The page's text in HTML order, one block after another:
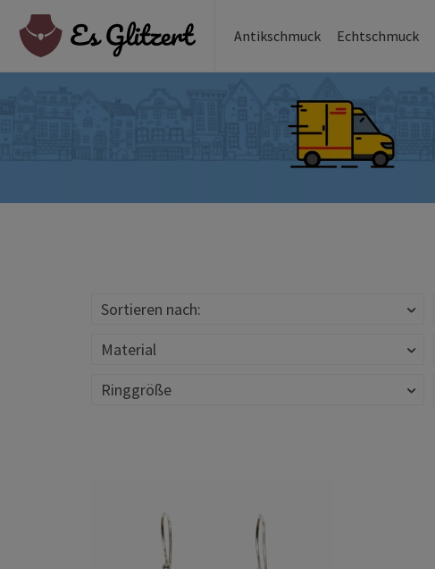
Antikschmuck Echtschmuck
Sortieren nach:
Material
Ringgröße